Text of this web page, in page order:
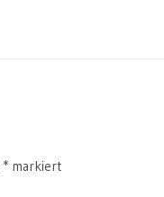
* markiert